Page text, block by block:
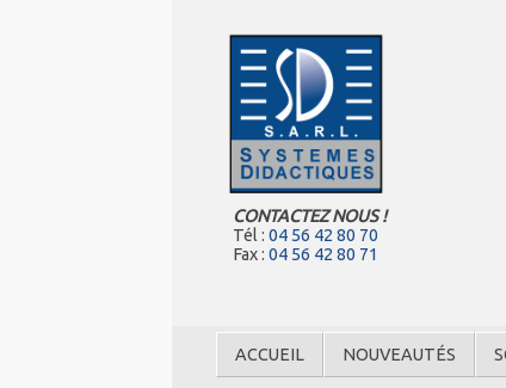
CONTACTEZ NOUS !
Tél : 04 56 42 80 70
Fax : 04 56 42 80 71
ACCUEIL NOUVEAUTÉS